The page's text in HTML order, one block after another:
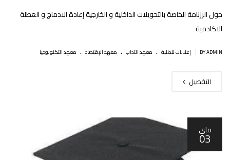
حول الرزنامة الخاصة بالتحويلات الداخلية و الخارجية إعادة الادماج و العطلة
الاكادمية
BY ADMIN إعلانات للطلبة . معهد الآداب . معهد الإقتصاد . معهد التكنولوجيا
التفصيل
ماي
03